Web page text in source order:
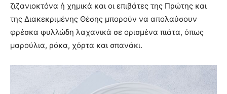
ζιζανιοκτόνα ή χημικά και οι επιβάτες της Πρώτης και
της Διακεκριμένης Θέσης μπορούν να απολαύσουν
φρέσκα φυλλώδη λαχανικά σε ορισμένα πιάτα, όπως
μαρούλια, ρόκα, χόρτα και σπανάκι.